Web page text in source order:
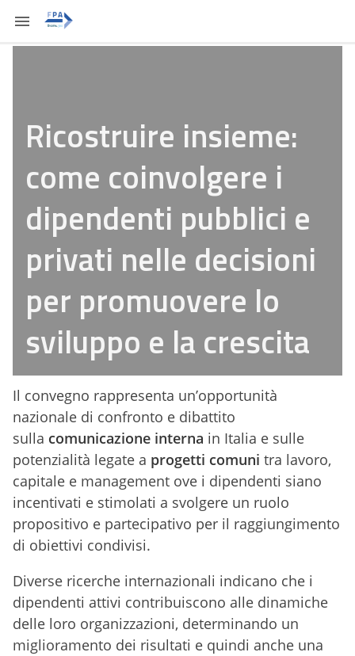
Ricostruire insieme:
come coinvolgere i
dipendenti pubblici e
privati nelle decisioni
per promuovere lo
sviluppo e la crescita
Il convegno rappresenta un’opportunità
nazionale di confronto e dibattito
sulla comunicazione interna in Italia e sulle
potenzialità legate a progetti comuni tra lavoro,
capitale e management ove i dipendenti siano
incentivati e stimolati a svolgere un ruolo
propositivo e partecipativo per il raggiungimento
di obiettivi condivisi.
Diverse ricerche internazionali indicano che i
dipendenti attivi contribuiscono alle dinamiche
delle loro organizzazioni, determinando un
miglioramento dei risultati e quindi anche una